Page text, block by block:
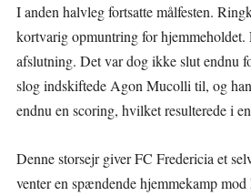
I anden halvleg fortsatte målfesten.
kortvarig opmuntring for
afslutning. Det var dog ikke slut endnu
slog indskiftede Agon Mucolli til, og
endnu en scoring, hvilket resulterede i
Denne storsejr giver FC Fredericia et
venter en spændende hjemmekamp